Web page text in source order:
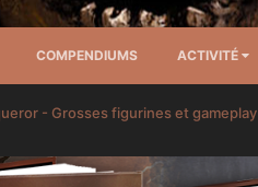
COMPENDIUMS ACTIVITÉ
- Grosses figurines et gameplay